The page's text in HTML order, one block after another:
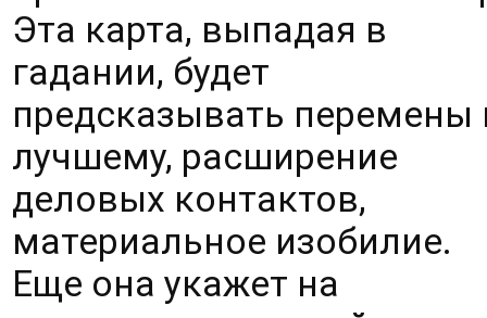
Эта карта, выпадая в
гадании, будет
предсказывать перемены
лучшему, расширение
деловых контактов,
материальное изобилие.
Еще она укажет на